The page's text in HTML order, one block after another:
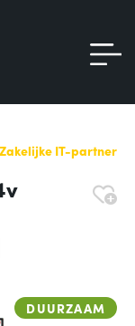
Zakelijke IT-partner
DUURZAAM